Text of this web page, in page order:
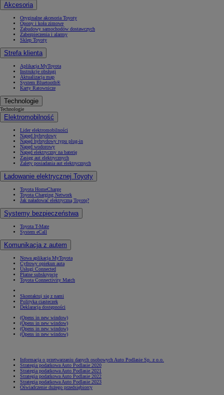
Akcesoria
Oryginalne akcesoria Toyoty
Opony i koła zimowe
Zabudowy samochodów dostawczych
Zabezpieczenia i alarmy
Sklep Toyoty
Strefa klienta
Aplikacja MyToyota
Instrukcje obsługi
Aktualizacja map
System Bluetooth®
Karty Ratownicze
Technologie
Technologie
Elektromobilność
Lider elektromobilności
Napęd hybrydowy
Napęd hybrydowy typu plug-in
Napęd wodorowy
Napęd elektryczny na baterię
Zasięg aut elektrycznych
Zalety posiadania aut elektrycznych
Ładowanie elektrycznej Toyoty
Toyota HomeCharge
Toyota Charging Network
Jak naładować elektryczną Toyotę?
Systemy bezpieczeństwa
Toyota T-Mate
System eCall
Komunikacja z autem
Nowa aplikacja MyToyota
Cyfrowy opiekun auta
Usługi Connected
Płatne subskrypcje
Toyota Connectivity Match
Skontaktuj się z nami
Polityka ciasteczek
Deklaracja dostępności
(Opens in new window)
(Opens in new window)
(Opens in new window)
(Opens in new window)
Informacja o przetwarzaniu danych osobowych Auto Podlasie Sp. z o.o.
Strategia podatkowa Auto Podlasie 2020
Strategia podatkowa Auto Podlasie 2021
Strategia podatkowa Auto Podlasie 2022
Strategia podatkowa Auto Podlasie 2023
Oświadczenie dużego przedsiębiorcy